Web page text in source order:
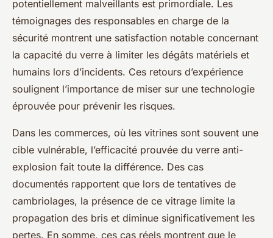
potentiellement malveillants est primordiale. Les
témoignages des responsables en charge de la
sécurité montrent une satisfaction notable concernant
la capacité du verre à limiter les dégâts matériels et
humains lors d’incidents. Ces retours d’expérience
soulignent l’importance de miser sur une technologie
éprouvée pour prévenir les risques.
Dans les commerces, où les vitrines sont souvent une
cible vulnérable, l’efficacité prouvée du verre anti-
explosion fait toute la différence. Des cas
documentés rapportent que lors de tentatives de
cambriolages, la présence de ce vitrage limite la
propagation des bris et diminue significativement les
pertes. En somme, ces cas réels montrent que le